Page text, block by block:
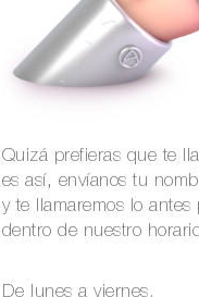
Quizá prefieras que te
es así, envíanos tu
y te llamaremos lo antes
dentro de nuestro
De lunes a viernes.